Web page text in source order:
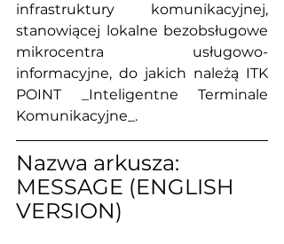
infrastruktury komunikacyjnej,
stanowiącej lokalne bezobsługowe
mikrocentra usługowo-
informacyjne, do jakich należą ITK
POINT _Inteligentne Terminale
Komunikacyjne_.
Nazwa arkusza:
MESSAGE (ENGLISH
VERSION)